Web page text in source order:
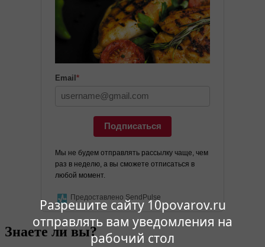
Разрешите сайту 10povarov.ru
отправлять вам уведомления на
рабочий стол
Email *
Подписаться
Мы не будем отправлять рассылку чаще, чем
раз в неделю, а вы сможете отписаться в
любой момент.
Предоставлено SendPulse
Знаете ли вы?